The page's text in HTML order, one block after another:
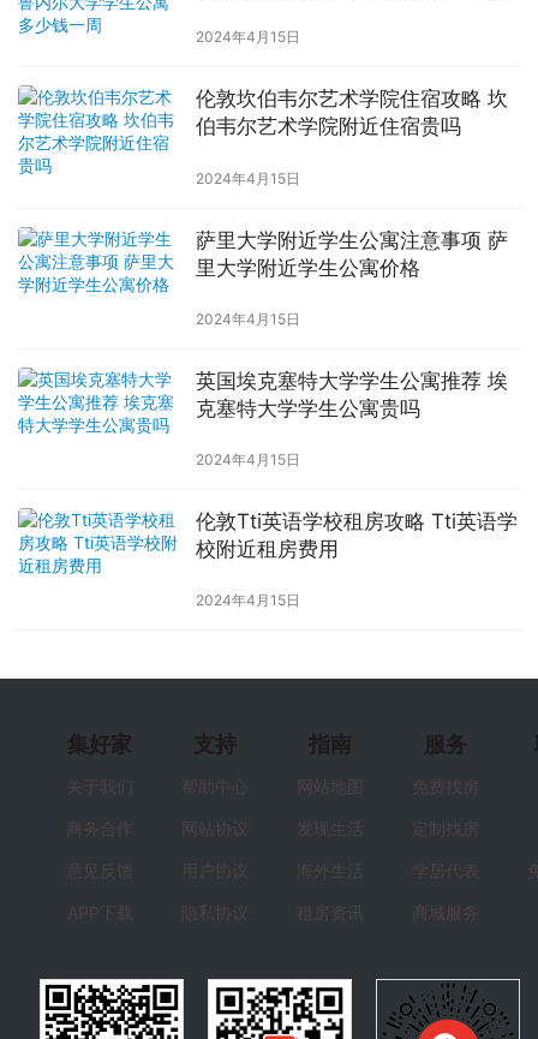
2024年4月15日
伦敦坎伯韦尔艺术学院住宿攻略 坎
伯韦尔艺术学院附近住宿贵吗
2024年4月15日
萨里大学附近学生公寓注意事项 萨
里大学附近学生公寓价格
2024年4月15日
英国埃克塞特大学学生公寓推荐 埃
克塞特大学学生公寓贵吗
2024年4月15日
伦敦Tti英语学校租房攻略 Tti英语学
校附近租房费用
2024年4月15日
集好家
关于我们
商务合作
意见反馈
APP下载
支持
帮助中心
网站协议
用户协议
隐私协议
指南
网站地图
发现生活
海外生活
租房资讯
服务
免费找房
定制找房
学居代表
商城服务